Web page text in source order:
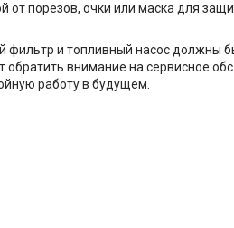
от порезов, очки или маска для
и топливный насос должны
внимание на сервисное
работу в будущем.